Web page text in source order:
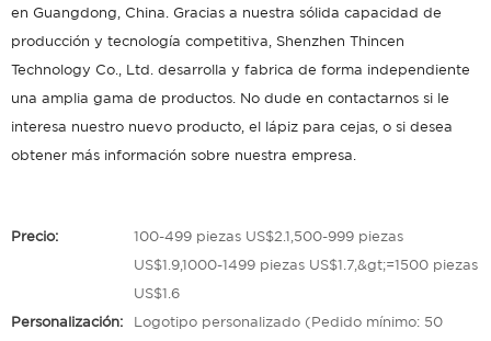
en Guangdong, China. Gracias a nuestra sólida capacidad de
producción y tecnología competitiva, Shenzhen Thincen
Technology Co., Ltd. desarrolla y fabrica de forma independiente
una amplia gama de productos. No dude en contactarnos si le
interesa nuestro nuevo producto, el lápiz para cejas, o si desea
obtener más información sobre nuestra empresa.
Precio: 100-499 piezas US$2.1,500-999 piezas
US$1.9,1000-1499 piezas US$1.7,&gt;=1500 piezas
US$1.6
Personalización: Logotipo personalizado (Pedido mínimo: 50